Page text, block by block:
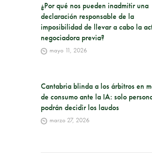
¿Por qué nos pueden inadmitir una
declaración responsable de la
imposibilidad de llevar a cabo la
negociadora previa?
mayo 11, 2026
Cantabria blinda a los árbitros en
de consumo ante la IA: solo
podrán decidir los laudos
marzo 27, 2026